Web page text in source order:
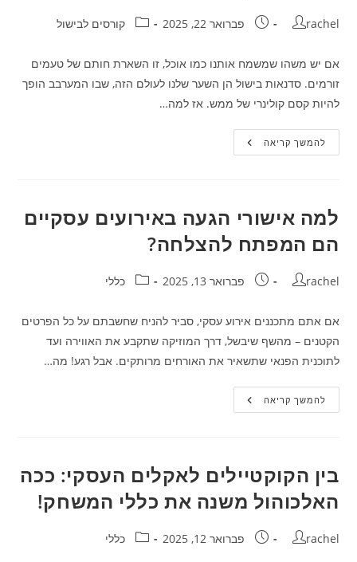
מחבר:
rachel פורסם:פברואר 22, 2025 קטגוריה:קורסים לבישול
אם יש משהו שמשמח אותנו כמו אוכל, זו השארת חותם של טעמים
זורמים. סדנאות בישול הן השער שלנו לעולם הזה, שבו המערבב הופך
להיות קסם קולינרי של ממש. אז למה…
להמשך קריאהסדנאות
בישול:
לאנשים!
למה אישורי הגעה באירועים עסקיים
הם המפתח להצלחה?
מחבר:
rachel פורסם:פברואר 13, 2025 קטגוריה:
כללי
אם אתם מתכננים אירוע עסקי, סביר להניח שחשבתם על כל הפרטים
הקטנים – מהשף שיבשל, דרך המוזיקה שתקבע את האווירה ועד
לתוכנית הפנאי שתשאיר את האורחים מרותקים. אבל רגע! מה…
להמשך קריאהלמה
אישורי
המפתח
להצלחה?
בין הקוקטיילים לאקלים העסקי: ככה
האלכוהול משנה את כללי המשחק!
מחבר:
rachel פורסם:פברואר 12, 2025 קטגוריה:
כללי